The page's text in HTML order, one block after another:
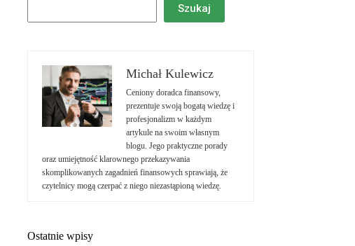
Szukaj
Michał Kulewicz
Ceniony doradca finansowy,
prezentuje swoją bogatą wiedzę i
profesjonalizm w każdym
artykule na swoim własnym
blogu. Jego praktyczne porady
oraz umiejętność klarownego przekazywania
skomplikowanych zagadnień finansowych sprawiają, że
czytelnicy mogą czerpać z niego niezastąpioną wiedzę.
Ostatnie wpisy